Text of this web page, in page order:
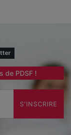
de PDSF !
S'INSCRIRE